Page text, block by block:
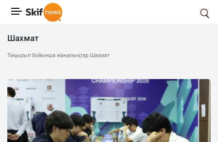
Шахмат
Тақырып бойынша жаңалықтар Шахмат